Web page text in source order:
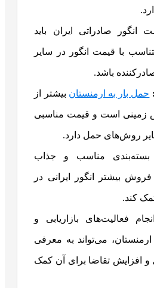
انگور صادراتی ایران باید
با قیمت انگور در سایر
باشد.
حمل بار به ارمنستان بیشتر از
است و قیمت مناسبی
روش‌های حمل دارد.
بسته‌بندی مناسب و جذاب
فروش بیشتر انگور ایرانی در
کند.
فعالیت‌های بازاریابی و
ارمنستان، می‌تواند به معرفی
و افزایش تقاضا برای آن کمک